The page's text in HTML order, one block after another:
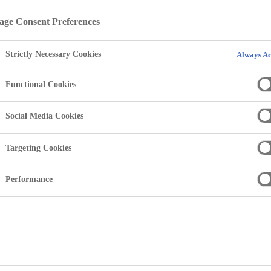
Consent Preferences
Strictly Necessary Cookies Always
Functional Cookies
Social Media Cookies
Targeting Cookies
Performance